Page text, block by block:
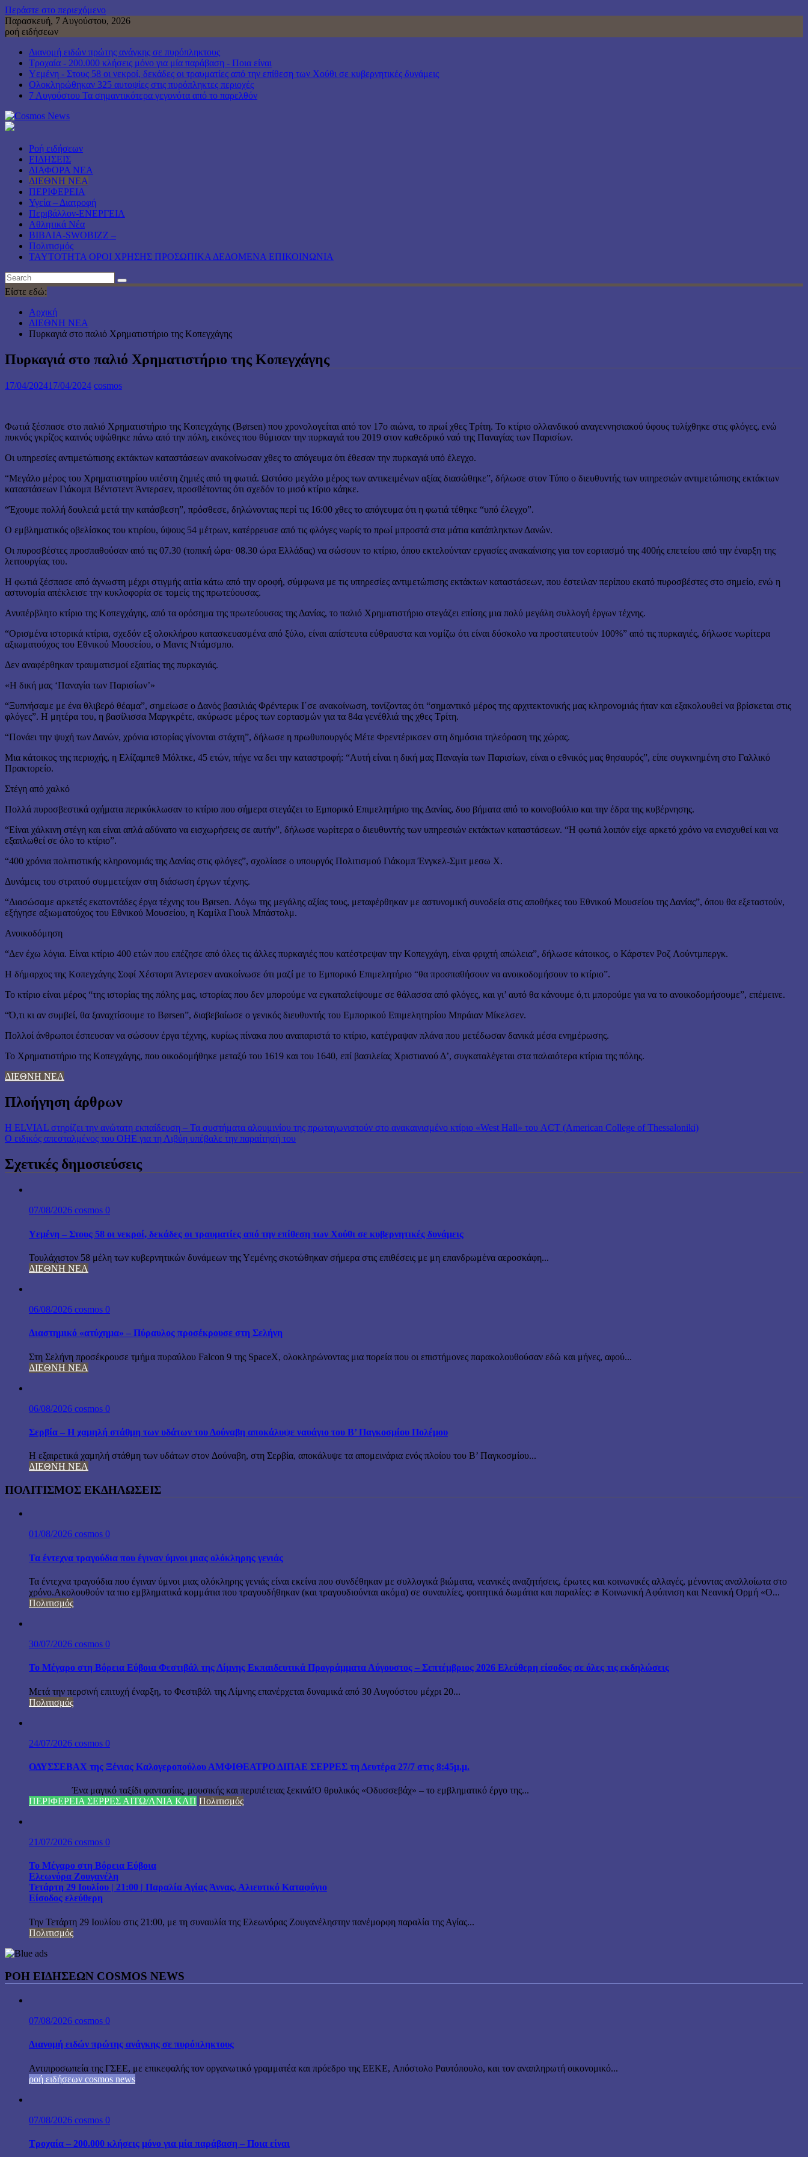
Περάστε στο περιεχόμενο
Παρασκευή, 7 Αυγούστου, 2026
ροή ειδήσεων
Διανομή ειδών πρώτης ανάγκης σε πυρόπληκτους
Τροχαία - 200.000 κλήσεις μόνο για μία παράβαση - Ποια είναι
Υεμένη - Στους 58 οι νεκροί, δεκάδες οι τραυματίες από την επίθεση των Χούθι σε κυβερνητικές δυνάμεις
Ολοκληρώθηκαν 325 αυτοψίες στις πυρόπληκτες περιοχές
7 Αυγούστου Τα σημαντικότερα γεγονότα από το παρελθόν
Ροή ειδήσεων
ΕΙΔΗΣΕΙΣ
ΔΙΑΦΟΡΑ ΝΕΑ
ΔΙΕΘΝΗ ΝΕΑ
ΠΕΡΙΦΕΡΕΙΑ
Υγεία – Διατροφή
Περιβάλλον-ΕΝΕΡΓΕΙΑ
Αθλητικά Νέα
ΒΙΒΛΙΑ-SWOBIZZ –
Πολιτισμός
TAYTOTHTA ΟΡΟΙ ΧΡΗΣΗΣ ΠΡΟΣΩΠΙΚΑ ΔΕΔΟΜΕΝΑ ΕΠΙΚΟΙΝΩΝΙΑ
Είστε εδώ:
Αρχική
ΔΙΕΘΝΗ ΝΕΑ
Πυρκαγιά στο παλιό Χρηματιστήριο της Κοπεγχάγης
Πυρκαγιά στο παλιό Χρηματιστήριο της Κοπεγχάγης
17/04/202417/04/2024 cosmos
Φωτιά ξέσπασε στο παλιό Χρηματιστήριο της Κοπεγχάγης (Børsen) που χρονολογείται από τον 17ο αιώνα, το πρωί χθες Τρίτη. Το κτίριο ολλανδικού αναγεννησιακού ύφους τυλίχθηκε στις φλόγες, ενώ
πυκνός γκρίζος καπνός υψώθηκε πάνω από την πόλη, εικόνες που θύμισαν την πυρκαγιά του 2019 στον καθεδρικό ναό της Παναγίας των Παρισίων.
Οι υπηρεσίες αντιμετώπισης εκτάκτων καταστάσεων ανακοίνωσαν χθες το απόγευμα ότι έθεσαν την πυρκαγιά υπό έλεγχο.
“Μεγάλο μέρος του Χρηματιστηρίου υπέστη ζημιές από τη φωτιά. Ωστόσο μεγάλο μέρος των αντικειμένων αξίας διασώθηκε”, δήλωσε στον Τύπο ο διευθυντής των υπηρεσιών αντιμετώπισης εκτάκτων
καταστάσεων Γιάκομπ Βέντστεντ Άντερσεν, προσθέτοντας ότι σχεδόν το μισό κτίριο κάηκε.
“Έχουμε πολλή δουλειά μετά την κατάσβεση”, πρόσθεσε, δηλώνοντας περί τις 16:00 χθες το απόγευμα ότι η φωτιά τέθηκε “υπό έλεγχο”.
Ο εμβληματικός οβελίσκος του κτιρίου, ύψους 54 μέτρων, κατέρρευσε από τις φλόγες νωρίς το πρωί μπροστά στα μάτια κατάπληκτων Δανών.
Οι πυροσβέστες προσπαθούσαν από τις 07.30 (τοπική ώρα· 08.30 ώρα Ελλάδας) να σώσουν το κτίριο, όπου εκτελούνταν εργασίες ανακαίνισης για τον εορτασμό της 400ής επετείου από την έναρξη της
λειτουργίας του.
Η φωτιά ξέσπασε από άγνωστη μέχρι στιγμής αιτία κάτω από την οροφή, σύμφωνα με τις υπηρεσίες αντιμετώπισης εκτάκτων καταστάσεων, που έστειλαν περίπου εκατό πυροσβέστες στο σημείο, ενώ η
αστυνομία απέκλεισε την κυκλοφορία σε τομείς της πρωτεύουσας.
Ανυπέρβλητο κτίριο της Κοπεγχάγης, από τα ορόσημα της πρωτεύουσας της Δανίας, το παλιό Χρηματιστήριο στεγάζει επίσης μια πολύ μεγάλη συλλογή έργων τέχνης.
“Ορισμένα ιστορικά κτίρια, σχεδόν εξ ολοκλήρου κατασκευασμένα από ξύλο, είναι απίστευτα εύθραυστα και νομίζω ότι είναι δύσκολο να προστατευτούν 100%” από τις πυρκαγιές, δήλωσε νωρίτερα
αξιωματούχος του Εθνικού Μουσείου, ο Μαντς Ντάμσμπο.
Δεν αναφέρθηκαν τραυματισμοί εξαιτίας της πυρκαγιάς.
«Η δική μας ‘Παναγία των Παρισίων’»
“Ξυπνήσαμε με ένα θλιβερό θέαμα”, σημείωσε ο Δανός βασιλιάς Φρέντερικ Ι΄σε ανακοίνωση, τονίζοντας ότι “σημαντικό μέρος της αρχιτεκτονικής μας κληρονομιάς ήταν και εξακολουθεί να βρίσκεται στις
φλόγες”. Η μητέρα του, η βασίλισσα Μαργκρέτε, ακύρωσε μέρος των εορτασμών για τα 84α γενέθλιά της χθες Τρίτη.
“Πονάει την ψυχή των Δανών, χρόνια ιστορίας γίνονται στάχτη”, δήλωσε η πρωθυπουργός Μέτε Φρεντέρικσεν στη δημόσια τηλεόραση της χώρας.
Μια κάτοικος της περιοχής, η Ελίζαμπεθ Μόλτκε, 45 ετών, πήγε να δει την καταστροφή: “Αυτή είναι η δική μας Παναγία των Παρισίων, είναι ο εθνικός μας θησαυρός”, είπε συγκινημένη στο Γαλλικό
Πρακτορείο.
Στέγη από χαλκό
Πολλά πυροσβεστικά οχήματα περικύκλωσαν το κτίριο που σήμερα στεγάζει το Εμπορικό Επιμελητήριο της Δανίας, δυο βήματα από το κοινοβούλιο και την έδρα της κυβέρνησης.
“Είναι χάλκινη στέγη και είναι απλά αδύνατο να εισχωρήσεις σε αυτήν”, δήλωσε νωρίτερα ο διευθυντής των υπηρεσιών εκτάκτων καταστάσεων. “Η φωτιά λοιπόν είχε αρκετό χρόνο να ενισχυθεί και να
εξαπλωθεί σε όλο το κτίριο”.
“400 χρόνια πολιτιστικής κληρονομιάς της Δανίας στις φλόγες”, σχολίασε ο υπουργός Πολιτισμού Γιάκομπ Ένγκελ-Σμιτ μεσω Χ.
Δυνάμεις του στρατού συμμετείχαν στη διάσωση έργων τέχνης.
“Διασώσαμε αρκετές εκατοντάδες έργα τέχνης του Børsen. Λόγω της μεγάλης αξίας τους, μεταφέρθηκαν με αστυνομική συνοδεία στις αποθήκες του Εθνικού Μουσείου της Δανίας”, όπου θα εξεταστούν,
εξήγησε αξιωματούχος του Εθνικού Μουσείου, η Καμίλα Γιουλ Μπάστολμ.
Ανοικοδόμηση
“Δεν έχω λόγια. Είναι κτίριο 400 ετών που επέζησε από όλες τις άλλες πυρκαγιές που κατέστρεψαν την Κοπεγχάγη, είναι φριχτή απώλεια”, δήλωσε κάτοικος, ο Κάρστεν Ροζ Λούντμπεργκ.
Η δήμαρχος της Κοπεγχάγης Σοφί Χέστορπ Άντερσεν ανακοίνωσε ότι μαζί με το Εμπορικό Επιμελητήριο “θα προσπαθήσουν να ανοικοδομήσουν το κτίριο”.
Το κτίριο είναι μέρος “της ιστορίας της πόλης μας, ιστορίας που δεν μπορούμε να εγκαταλείψουμε σε θάλασσα από φλόγες, και γι’ αυτό θα κάνουμε ό,τι μπορούμε για να το ανοικοδομήσουμε”, επέμεινε.
“Ό,τι κι αν συμβεί, θα ξαναχτίσουμε το Børsen”, διαβεβαίωσε ο γενικός διευθυντής του Εμπορικού Επιμελητηρίου Μπράιαν Μίκελσεν.
Πολλοί άνθρωποι έσπευσαν να σώσουν έργα τέχνης, κυρίως πίνακα που αναπαριστά το κτίριο, κατέγραψαν πλάνα που μετέδωσαν δανικά μέσα ενημέρωσης.
Το Χρηματιστήριο της Κοπεγχάγης, που οικοδομήθηκε μεταξύ του 1619 και του 1640, επί βασιλείας Χριστιανού Δ’, συγκαταλέγεται στα παλαιότερα κτίρια της πόλης.
ΔΙΕΘΝΗ ΝΕΑ
Πλοήγηση άρθρων
H ELVIAL στηρίζει την ανώτατη εκπαίδευση – Τα συστήματα αλουμινίου της πρωταγωνιστούν στο ανακαινισμένο κτίριο «West Hall» του ACT (American College of Thessaloniki)
Ο ειδικός απεσταλμένος του ΟΗΕ για τη Λιβύη υπέβαλε την παραίτησή του
Σχετικές δημοσιεύσεις
07/08/2026 cosmos 0
Υεμένη – Στους 58 οι νεκροί, δεκάδες οι τραυματίες από την επίθεση των Χούθι σε κυβερνητικές δυνάμεις
Τουλάχιστον 58 μέλη των κυβερνητικών δυνάμεων της Υεμένης σκοτώθηκαν σήμερα στις επιθέσεις με μη επανδρωμένα αεροσκάφη...
ΔΙΕΘΝΗ ΝΕΑ
06/08/2026 cosmos 0
Διαστημικό «ατύχημα» – Πύραυλος προσέκρουσε στη Σελήνη
Στη Σελήνη προσέκρουσε τμήμα πυραύλου Falcon 9 της SpaceX, ολοκληρώνοντας μια πορεία που οι επιστήμονες παρακολουθούσαν εδώ και μήνες, αφού...
ΔΙΕΘΝΗ ΝΕΑ
06/08/2026 cosmos 0
Σερβία – Η χαμηλή στάθμη των υδάτων του Δούναβη αποκάλυψε ναυάγιο του Β’ Παγκοσμίου Πολέμου
Η εξαιρετικά χαμηλή στάθμη των υδάτων στον Δούναβη, στη Σερβία, αποκάλυψε τα απομεινάρια ενός πλοίου του Β’ Παγκοσμίου...
ΔΙΕΘΝΗ ΝΕΑ
ΠΟΛΙΤΙΣΜΟΣ ΕΚΔΗΛΩΣΕΙΣ
01/08/2026 cosmos 0
Τα έντεχνα τραγούδια που έγιναν ύμνοι μιας ολόκληρης γενιάς
Τα έντεχνα τραγούδια που έγιναν ύμνοι μιας ολόκληρης γενιάς είναι εκείνα που συνδέθηκαν με συλλογικά βιώματα, νεανικές αναζητήσεις, έρωτες και κοινωνικές αλλαγές, μένοντας αναλλοίωτα στο
χρόνο.Ακολουθούν τα πιο εμβληματικά κομμάτια που τραγουδήθηκαν (και τραγουδιούνται ακόμα) σε συναυλίες, φοιτητικά δωμάτια και παραλίες: ✊ Κοινωνική Αφύπνιση και Νεανική Ορμή «Ο...
Πολιτισμός
30/07/2026 cosmos 0
Το Μέγαρο στη Βόρεια Εύβοια Φεστιβάλ της Λίμνης Εκπαιδευτικά Προγράμματα Αύγουστος – Σεπτέμβριος 2026 Ελεύθερη είσοδος σε όλες τις εκδηλώσεις
Μετά την περσινή επιτυχή έναρξη, το Φεστιβάλ της Λίμνης επανέρχεται δυναμικά από 30 Αυγούστου μέχρι 20...
Πολιτισμός
24/07/2026 cosmos 0
ΟΔΥΣΣΕΒΑΧ της Ξένιας Καλογεροπούλου ΑΜΦΙΘΕΑΤΡΟ ΔΙΠΑΕ ΣΕΡΡΕΣ τη Δευτέρα 27/7 στις 8:45μ.μ.
Ένα μαγικό ταξίδι φαντασίας, μουσικής και περιπέτειας ξεκινά!Ο θρυλικός «Οδυσσεβάχ» – το εμβληματικό έργο της...
ΠΕΡΙΦΕΡΕΙΑ ΣΕΡΡΕΣ ΑΙΤΩ/ΛΝΙΑ ΚΛΠ Πολιτισμός
21/07/2026 cosmos 0
Το Μέγαρο στη Βόρεια Εύβοια
Ελεωνόρα Ζουγανέλη
Τετάρτη 29 Ιουλίου | 21:00 | Παραλία Αγίας Άννας, Αλιευτικό Καταφύγιο
Είσοδος ελεύθερη
Την Τετάρτη 29 Ιουλίου στις 21:00, με τη συναυλία της Ελεωνόρας Ζουγανέληστην πανέμορφη παραλία της Αγίας...
Πολιτισμός
ΡΟΗ ΕΙΔΗΣΕΩΝ COSMOS NEWS
07/08/2026 cosmos 0
Διανομή ειδών πρώτης ανάγκης σε πυρόπληκτους
Αντιπροσωπεία της ΓΣΕΕ, με επικεφαλής τον οργανωτικό γραμματέα και πρόεδρο της ΕΕΚΕ, Απόστολο Ραυτόπουλο, και τον αναπληρωτή οικονομικό...
ροή ειδήσεων cosmos news
07/08/2026 cosmos 0
Τροχαία – 200.000 κλήσεις μόνο για μία παράβαση – Ποια είναι